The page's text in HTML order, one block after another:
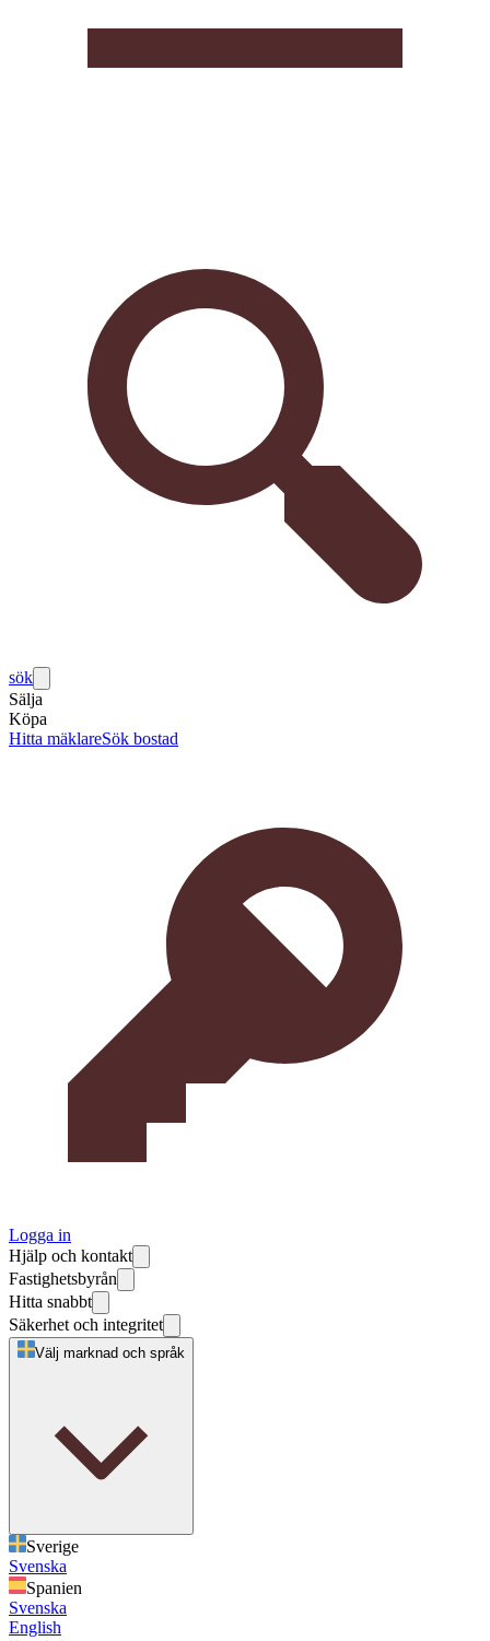
sök
Sälja
Köpa
Hitta mäklareSök bostad
Logga in
Hjälp och kontakt
Fastighetsbyrån
Hitta snabbt
Säkerhet och integritet
Välj marknad och språk
Sverige
Svenska
Spanien
Svenska
English